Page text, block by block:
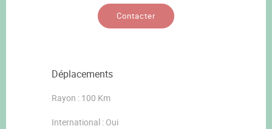
Contacter
Déplacements
Rayon : 100 Km
International : Oui